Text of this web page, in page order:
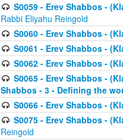
S0059 - Erev Shabbos -
Rabbi Eliyahu Reingold
S0060 - Erev Shabbos -
S0061 - Erev Shabbos -
S0062 - Erev Shabbos -
S0065 - Erev Shabbos -
Shabbos - 3 - Defining the
S0066 - Erev Shabbos -
S0075 - Erev Shabbos -
Reingold